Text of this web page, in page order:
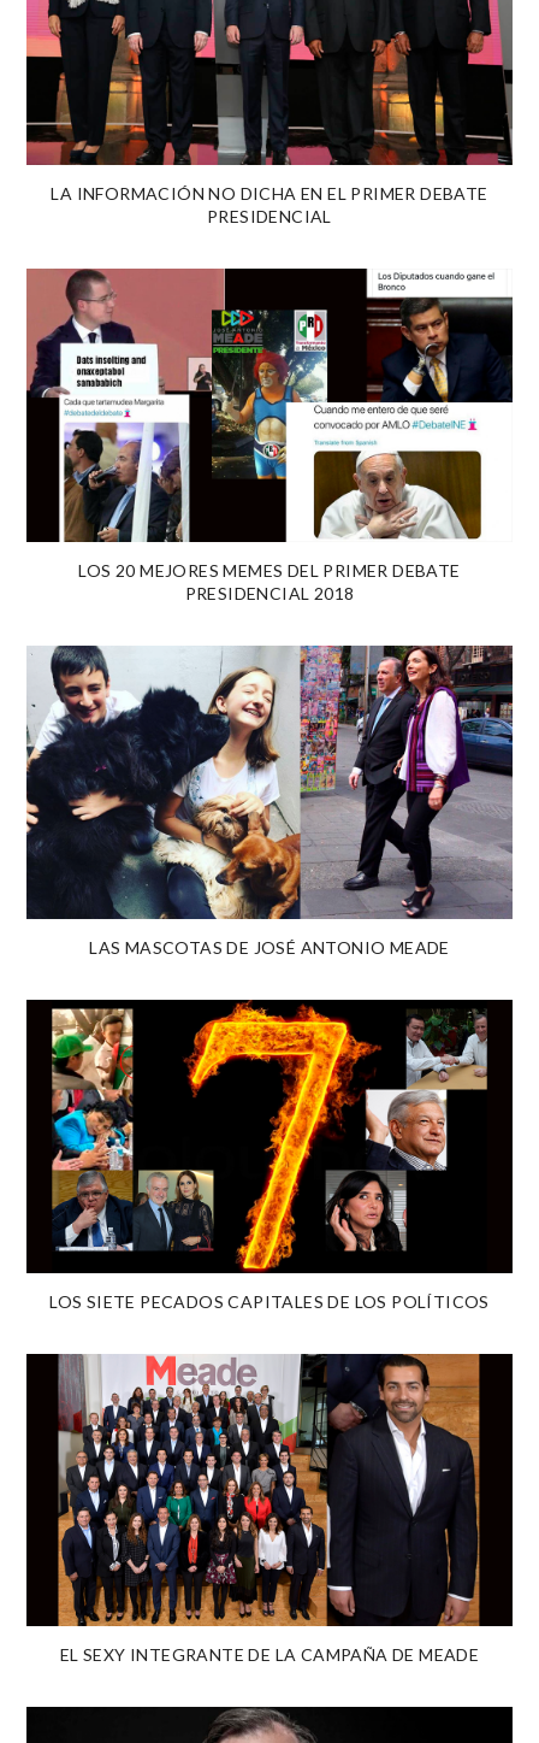
LA INFORMACIÓN NO DICHA EN EL PRIMER DEBATE
PRESIDENCIAL
LOS 20 MEJORES MEMES DEL PRIMER DEBATE
PRESIDENCIAL 2018
LAS MASCOTAS DE JOSÉ ANTONIO MEADE
LOS SIETE PECADOS CAPITALES DE LOS POLÍTICOS
EL SEXY INTEGRANTE DE LA CAMPAÑA DE MEADE